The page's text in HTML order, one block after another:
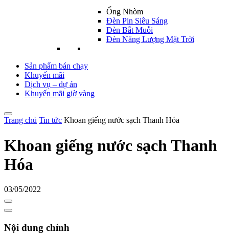
Ống Nhòm
Đèn Pin Siêu Sáng
Đèn Bắt Muỗi
Đèn Năng Lượng Mặt Trời
Sản phẩm bán chạy
Khuyến mãi
Dịch vụ – dự án
Khuyến mãi giờ vàng
Trang chủ Tin tức Khoan giếng nước sạch Thanh Hóa
Khoan giếng nước sạch Thanh
Hóa
03/05/2022
Nội dung chính